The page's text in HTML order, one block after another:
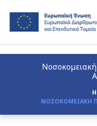
ΝΟΣΟΚΟΜΕΙΑΚΗ